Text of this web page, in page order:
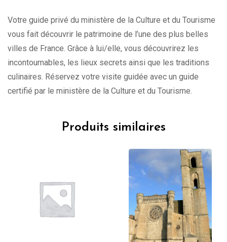
Votre guide privé du ministère de la Culture et du Tourisme
vous fait découvrir le patrimoine de l’une des plus belles
villes de France. Grâce à lui/elle, vous découvrirez les
incontournables, les lieux secrets ainsi que les traditions
culinaires. Réservez votre visite guidée avec un guide
certifié par le ministère de la Culture et du Tourisme.
Produits similaires